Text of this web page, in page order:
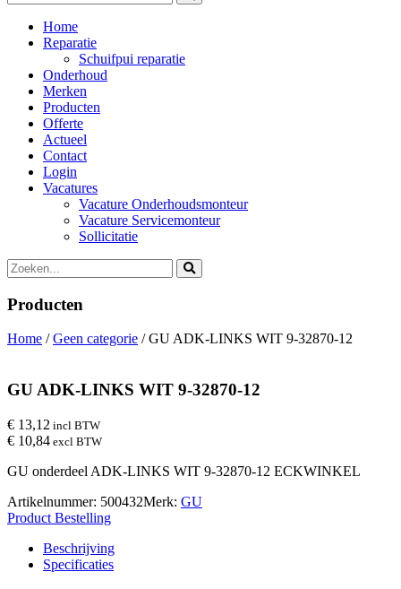
Home
Reparatie
Schuifpui reparatie
Onderhoud
Merken
Producten
Offerte
Actueel
Contact
Login
Vacatures
Vacature Onderhoudsmonteur
Vacature Servicemonteur
Sollicitatie
Producten
Home /Geen categorie / GU ADK-LINKS WIT 9-32870-12
GU ADK-LINKS WIT 9-32870-12
€ 13,12 incl BTW
€ 10,84 excl BTW
GU onderdeel ADK-LINKS WIT 9-32870-12 ECKWINKEL
Artikelnummer: 500432Merk: GU
Product Bestelling
Beschrijving
Specificaties